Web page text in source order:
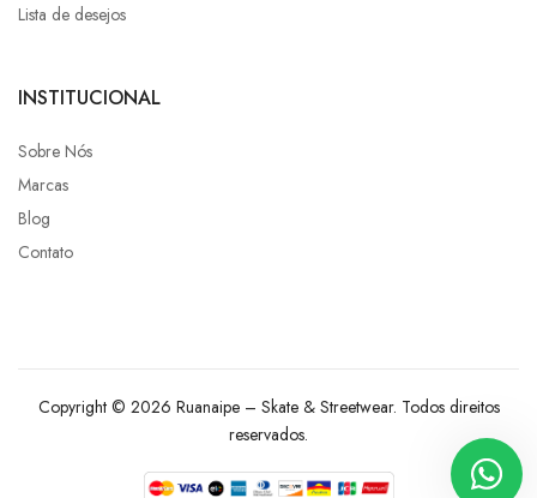
Lista de desejos
INSTITUCIONAL
Sobre Nós
Marcas
Blog
Contato
Copyright © 2026 Ruanaipe – Skate & Streetwear. Todos direitos
reservados.